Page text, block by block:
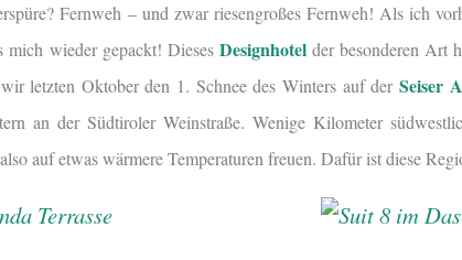
Fernweh – und zwar riesengroßes Fernweh! Als ich
mich wieder gepackt! Dieses Designhotelder besonderen Art
letzten Oktober den 1. Schnee des Winters auf der Seiser
an der Südtiroler Weinstraße. Wenige Kilometer
auf etwas wärmere Temperaturen freuen. Dafür ist diese